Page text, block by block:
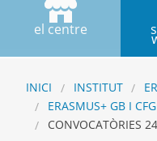
el centre
INICI INSTITUT
ERASMUS+ GB I
CONVOCATÒRIES